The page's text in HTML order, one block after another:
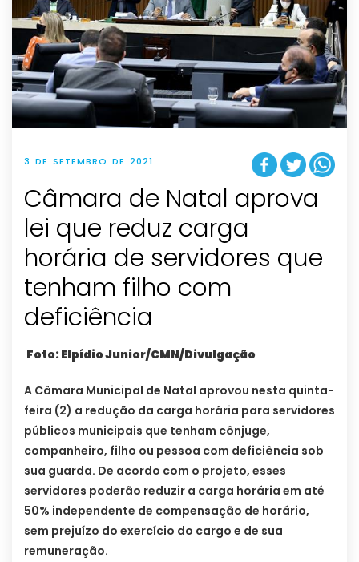
3 DE SETEMBRO DE 2021
Câmara de Natal aprova
lei que reduz carga
horária de servidores que
tenham filho com
deficiência
Foto: Elpídio Junior/CMN/Divulgação
A Câmara Municipal de Natal aprovou nesta quinta-
feira (2) a redução da carga horária para servidores
públicos municipais que tenham cônjuge,
companheiro, filho ou pessoa com deficiência sob
sua guarda. De acordo com o projeto, esses
servidores poderão reduzir a carga horária em até
50% independente de compensação de horário,
sem prejuízo do exercício do cargo e de sua
remuneração.